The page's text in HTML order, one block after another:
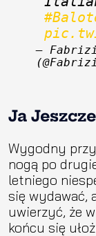
—
Ja
Wygodny
nogą po
letniego
się wydawać,
uwierzyć, że
końcu się